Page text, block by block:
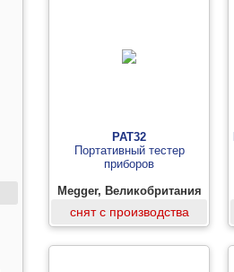
PAT32
Портативный тестер
приборов
Megger, Великобритания
снят с производства